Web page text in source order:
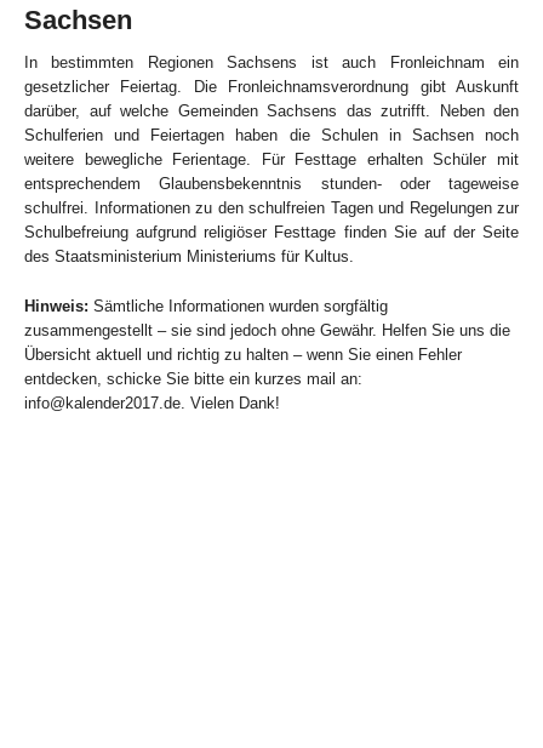
Sachsen
In bestimmten Regionen Sachsens ist auch Fronleichnam ein
gesetzlicher Feiertag. Die Fronleichnamsverordnung gibt Auskunft
darüber, auf welche Gemeinden Sachsens das zutrifft. Neben den
Schulferien und Feiertagen haben die Schulen in Sachsen noch
weitere bewegliche Ferientage. Für Festtage erhalten Schüler mit
entsprechendem Glaubensbekenntnis stunden- oder tageweise
schulfrei. Informationen zu den schulfreien Tagen und Regelungen zur
Schulbefreiung aufgrund religiöser Festtage finden Sie auf der Seite
des Staatsministerium Ministeriums für Kultus.
Hinweis: Sämtliche Informationen wurden sorgfältig
zusammengestellt – sie sind jedoch ohne Gewähr. Helfen Sie uns die
Übersicht aktuell und richtig zu halten – wenn Sie einen Fehler
entdecken, schicke Sie bitte ein kurzes mail an:
info@kalender2017.de. Vielen Dank!